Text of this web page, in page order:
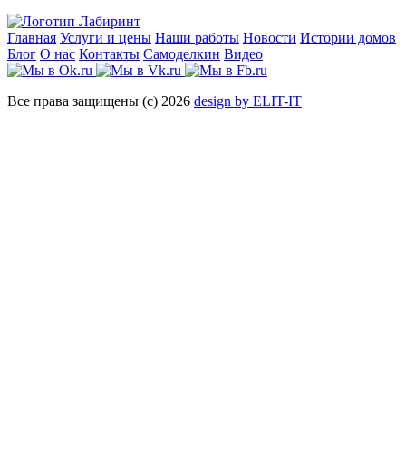
Главная Услуги и цены Наши работы Новости Истории домов
Блог О нас Контакты Самоделкин Видео
Все права защищены (с) 2026 design by ELIT-IT